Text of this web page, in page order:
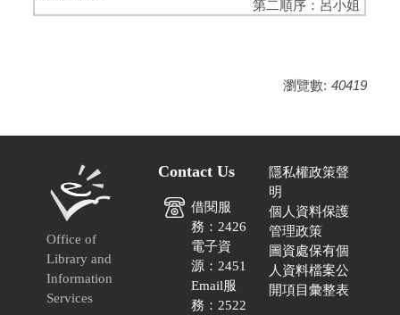
第二順序：呂小姐
瀏覽數: 40419
Office of
Library and
Information
Services
Contact Us
借閱服
務：2426
電子資
源：2451
Email服
務：2522
隱私權政策聲
明
個人資料保護
管理政策
圖資處保有個
人資料檔案公
開項目彙整表